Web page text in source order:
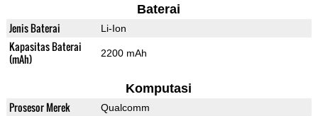
Baterai
Jenis Baterai Li-Ion
Kapasitas Baterai
(mAh)
2200 mAh
Komputasi
Prosesor Merek Qualcomm